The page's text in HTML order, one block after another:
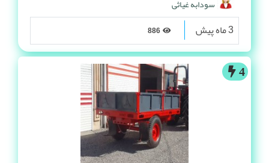
سودابه غیاثی
3 ماه پیش
4